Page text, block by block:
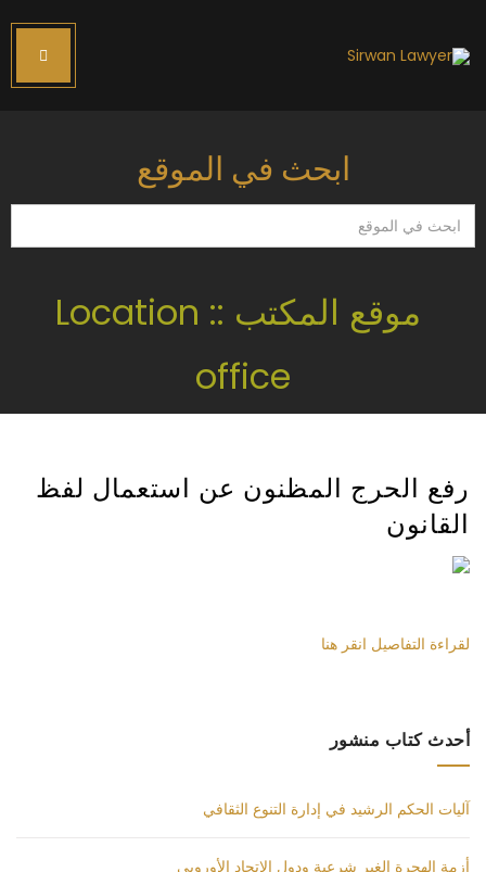
ابحث في الموقع
ابحث
في
موقع المكتب :: Location
office
رفع الحرج المظنون عن استعمال لفظ
القانون
لقراءة التفاصيل انقر هنا
أحدث كتاب منشور
آليات الحكم الرشيد في إدارة التنوع الثقافي
أزمة الهجرة الغير شرعية ودول الاتحاد الأوروبي